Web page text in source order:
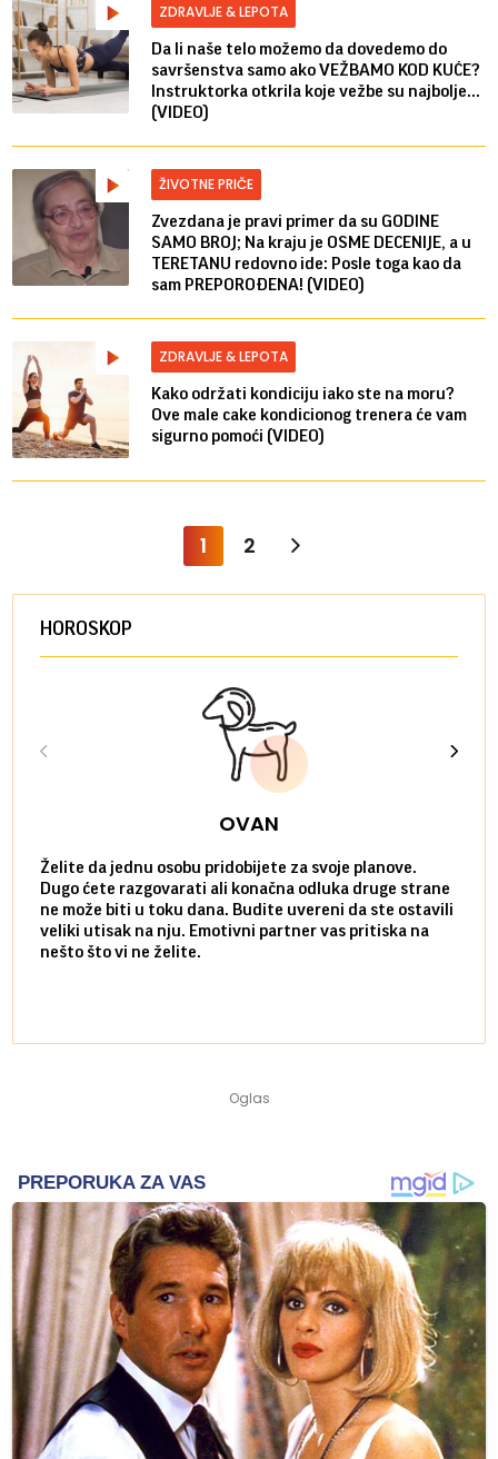
ZDRAVLJE & LEPOTA
Da li naše telo možemo da dovedemo do
savršenstva samo ako VEŽBAMO KOD KUĆE?
Instruktorka otkrila koje vežbe su najbolje...
(VIDEO)
ŽIVOTNE PRIČE
Zvezdana je pravi primer da su GODINE
SAMO BROJ; Na kraju je OSME DECENIJE, a u
TERETANU redovno ide: Posle toga kao da
sam PREPOROĐENA! (VIDEO)
ZDRAVLJE & LEPOTA
Kako održati kondiciju iako ste na moru?
Ove male cake kondicionog trenera će vam
sigurno pomoći (VIDEO)
1 2
HOROSKOP
OVAN
Želite da jednu osobu pridobijete za svoje planove.
Dugo ćete razgovarati ali konačna odluka druge strane
ne može biti u toku dana. Budite uvereni da ste ostavili
veliki utisak na nju. Emotivni partner vas pritiska na
nešto što vi ne želite.